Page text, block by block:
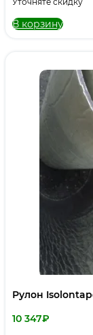
В корзину
Рулон
10 347₽